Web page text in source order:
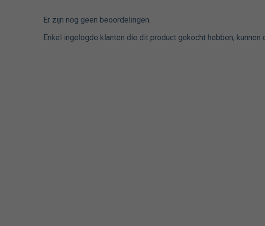
Er zijn nog geen beoordelingen.
Enkel ingelogde klanten die dit product gekocht hebben, kunnen